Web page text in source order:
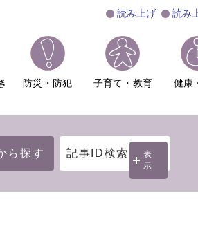
読み上げ 読み
防災・防犯 子育て・教育 健康
ら探す 記事ID検索
表
示